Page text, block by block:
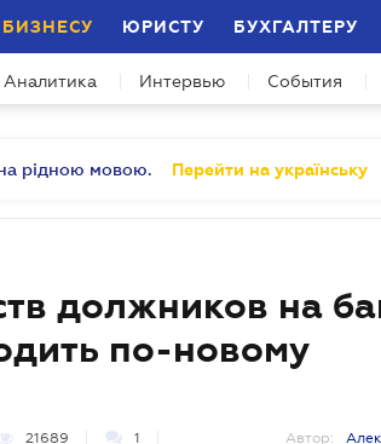
БИЗНЕСУ ЮРИСТУ БУХГАЛТЕРУ
Аналитика Интервью События
рідною мовою. Перейти на українську
должников на
по-новому
21689 1 Автор: